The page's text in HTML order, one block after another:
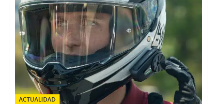
ACTUALIDAD